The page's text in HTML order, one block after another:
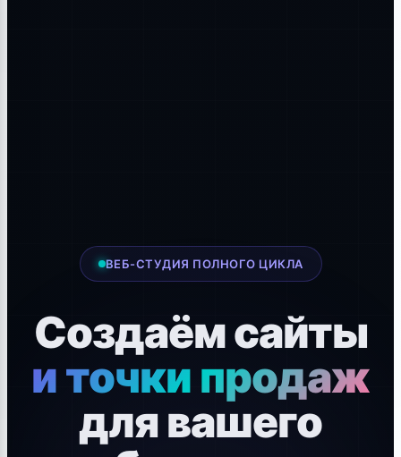
ВЕБ-СТУДИЯ ПОЛНОГО ЦИКЛА
Создаём сайты
и точки продаж
для вашего